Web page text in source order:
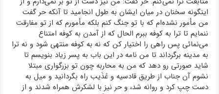
اینگونه سخنان در میان ایشان به طول انجامید تا آنکه حر گفت
من مأمور نشده‌ام که با تو جنگ کنم بلکه مأمورم که از تو مفارقت
ننمایم تا ترا به کوفه ببرم الحال که از آمدن به کوفه امتناع
می‌نمائی پس راهی را اختیار کن که نه به کوفه منتهی شود و نه ترا
به مدینه برگرداند تا من نامه در این باب به پسر زیاد بنویسم تا
شاید صورتی رو دهد که من به محاربه چون تو بزرگواری مبتلا
نشوم آن جناب از طریق قادسیه و عُذَیب راه بگردانید و میل به
دست چپ کرد و روانه شد، و حر نیز با لشکرش همراه شدند و از